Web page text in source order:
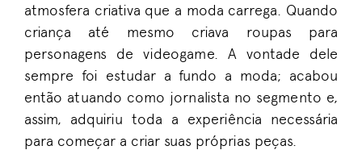
atmosfera criativa que a moda carrega. Quando
criança até mesmo criava roupas para
personagens de videogame. A vontade dele
sempre foi estudar a fundo a moda; acabou
então atuando como jornalista no segmento e,
assim, adquiriu toda a experiência necessária
para começar a criar suas próprias peças.